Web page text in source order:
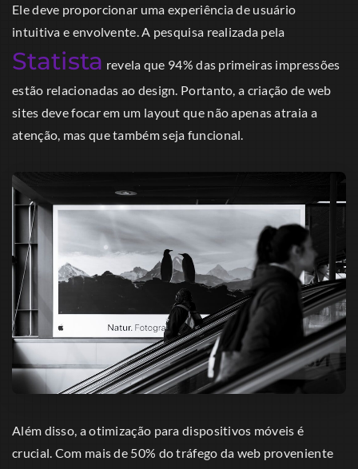
Ele deve proporcionar uma experiência de usuário
intuitiva e envolvente. A pesquisa realizada pela
Statista revela que 94% das primeiras impressões
estão relacionadas ao design. Portanto, a criação de web
sites deve focar em um layout que não apenas atraia a
atenção, mas que também seja funcional.
Além disso, a otimização para dispositivos móveis é
crucial. Com mais de 50% do tráfego da web proveniente